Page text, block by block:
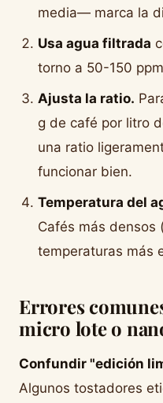
media— marca la
Usa agua filtrada
torno a 50-150
Ajusta la ratio.
g de café por litro
una ratio
funcionar bien.
Temperatura del
Cafés más densos
temperaturas más
Errores
micro lote o
Confundir "edición
Algunos tostadores